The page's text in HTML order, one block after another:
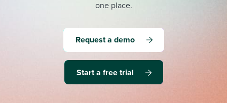
one place.
Request a demo
Start a free trial